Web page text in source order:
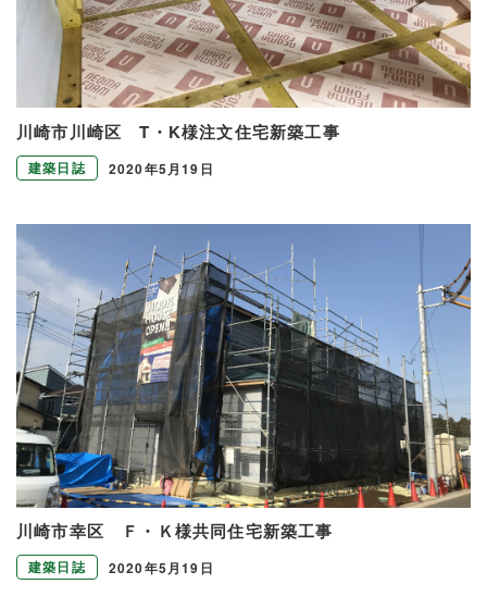
川崎市川崎区 T・K様注文住宅新築工事
建築日誌 2020年5月19日
川崎市幸区 Ｆ・Ｋ様共同住宅新築工事
建築日誌 2020年5月19日